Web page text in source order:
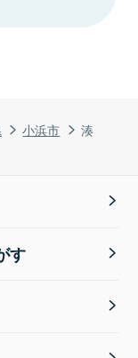
小浜市 湊
す